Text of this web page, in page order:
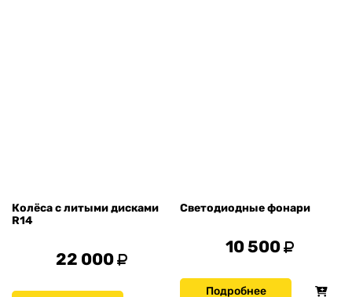
Колёса с литыми дисками
R14
22 000
Светодиодные фонари
10 500
Подробнее